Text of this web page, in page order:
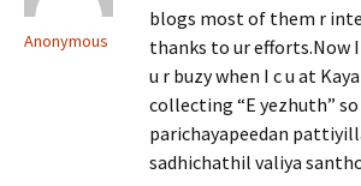
Anonymous
blogs most of them r
thanks to ur efforts.Now I
u r buzy when I c u at
collecting “E yezhuth”
parichayapeedan
sadhichathil valiya